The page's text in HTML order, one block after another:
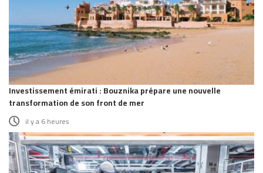
Investissement émirati : Bouznika prépare une nouvelle
transformation de son front de mer
il y a 6 heures